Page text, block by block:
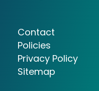
Contact
Policies
Privacy Policy
Sitemap